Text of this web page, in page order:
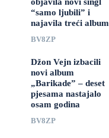
“samo ljubili” i
najavila treći album
BV8ZP
Džon Vejn izbacili
novi album
„Barikade” – deset
pjesama nastajalo
osam godina
BV8ZP